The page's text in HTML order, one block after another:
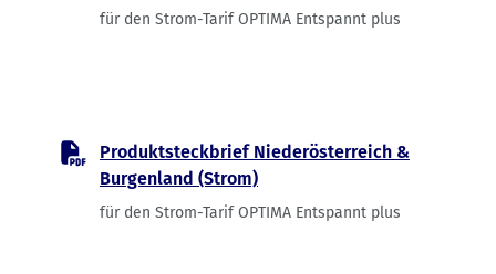
für den Strom-Tarif OPTIMA Entspannt plus
Produktsteckbrief Niederösterreich &
Burgenland (Strom)
für den Strom-Tarif OPTIMA Entspannt plus